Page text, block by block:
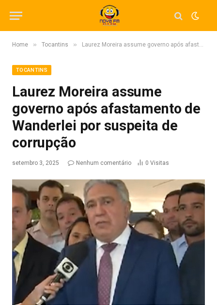
Home » Tocantins » Laurez Moreira assume governo após afastamento de Wanderlei por suspeita de corrupção
TOCANTINS
Laurez Moreira assume
governo após afastamento de
Wanderlei por suspeita de
corrupção
setembro 3, 2025 Nenhum comentário 0 Visitas